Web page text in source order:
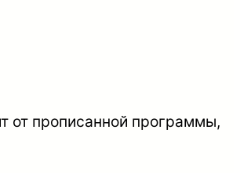
от прописанной программы,